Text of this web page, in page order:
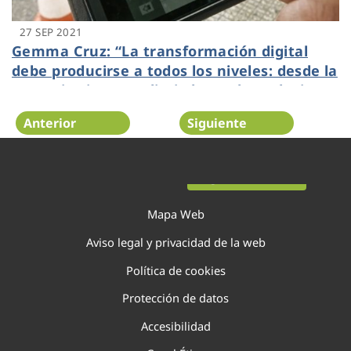
27 SEP 2021
Gemma Cruz: “La transformación digital
debe producirse a todos los niveles: desde la
operativa interna diaria hasta las soluciones
más avanzadas”
Anterior Siguiente
Mapa Web
Aviso legal y privacidad de la web
Política de cookies
Protección de datos
Accesibilidad